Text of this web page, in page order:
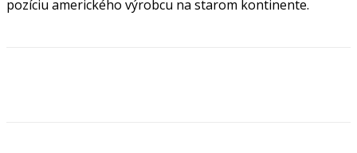
pozíciu amerického výrobcu na starom kontinente.